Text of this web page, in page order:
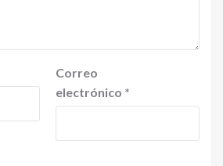
Correo
electrónico *